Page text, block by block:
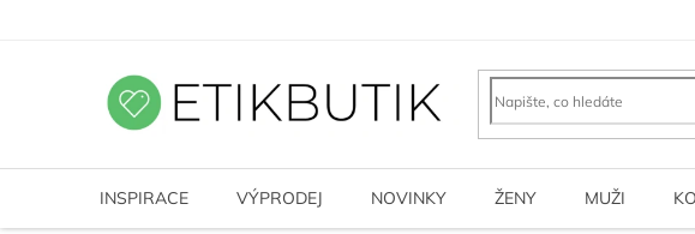
INSPIRACE VÝPRODEJ NOVINKY ŽENY MUŽI